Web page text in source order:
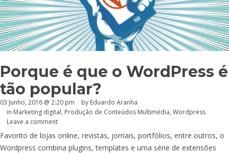
Porque é que o WordPress é
tão popular?
03 Junho, 2016 @ 2:20 pm by Eduardo Aranha
in Marketing digital, Produção de Conteúdos Multimédia, Wordpress
Leave a comment
Favorito de lojas online, revistas, jornais, portfólios, entre outros, o
Wordpress combina plugins, templates e uma série de extensões